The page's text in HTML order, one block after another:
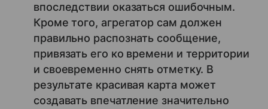
впоследствии оказаться ошибочным.
Кроме того, агрегатор сам должен
правильно распознать сообщение,
привязать его ко времени и территории
и своевременно снять отметку. В
результате красивая карта может
создавать впечатление значительно